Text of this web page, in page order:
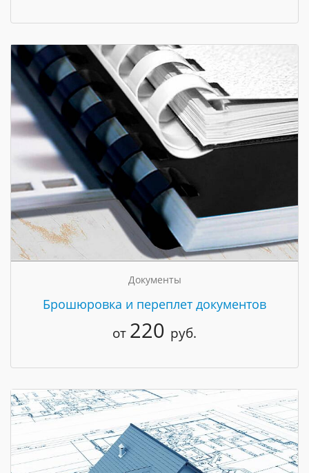
Документы
Брошюровка и переплет документов
от 220 руб.